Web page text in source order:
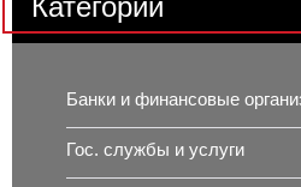
Категории
Банки и финансовые
Гос. службы и услуги